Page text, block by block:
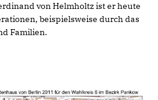
von Helmholtz ist er heute
beispielsweise durch das
Familien.